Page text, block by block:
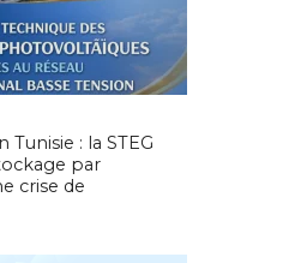
: la STEG
par
crise de